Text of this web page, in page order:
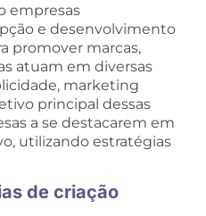
empresas
e desenvolvimento
promover marcas,
atuam em diversas
marketing
principal dessas
a se destacarem em
utilizando estratégias
de criação